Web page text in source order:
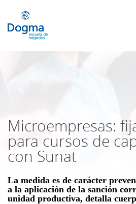
Microempresas:
para cursos de
con Sunat
La medida es de carácter
a la aplicación de la sanción
unidad productiva, detalla
próximos